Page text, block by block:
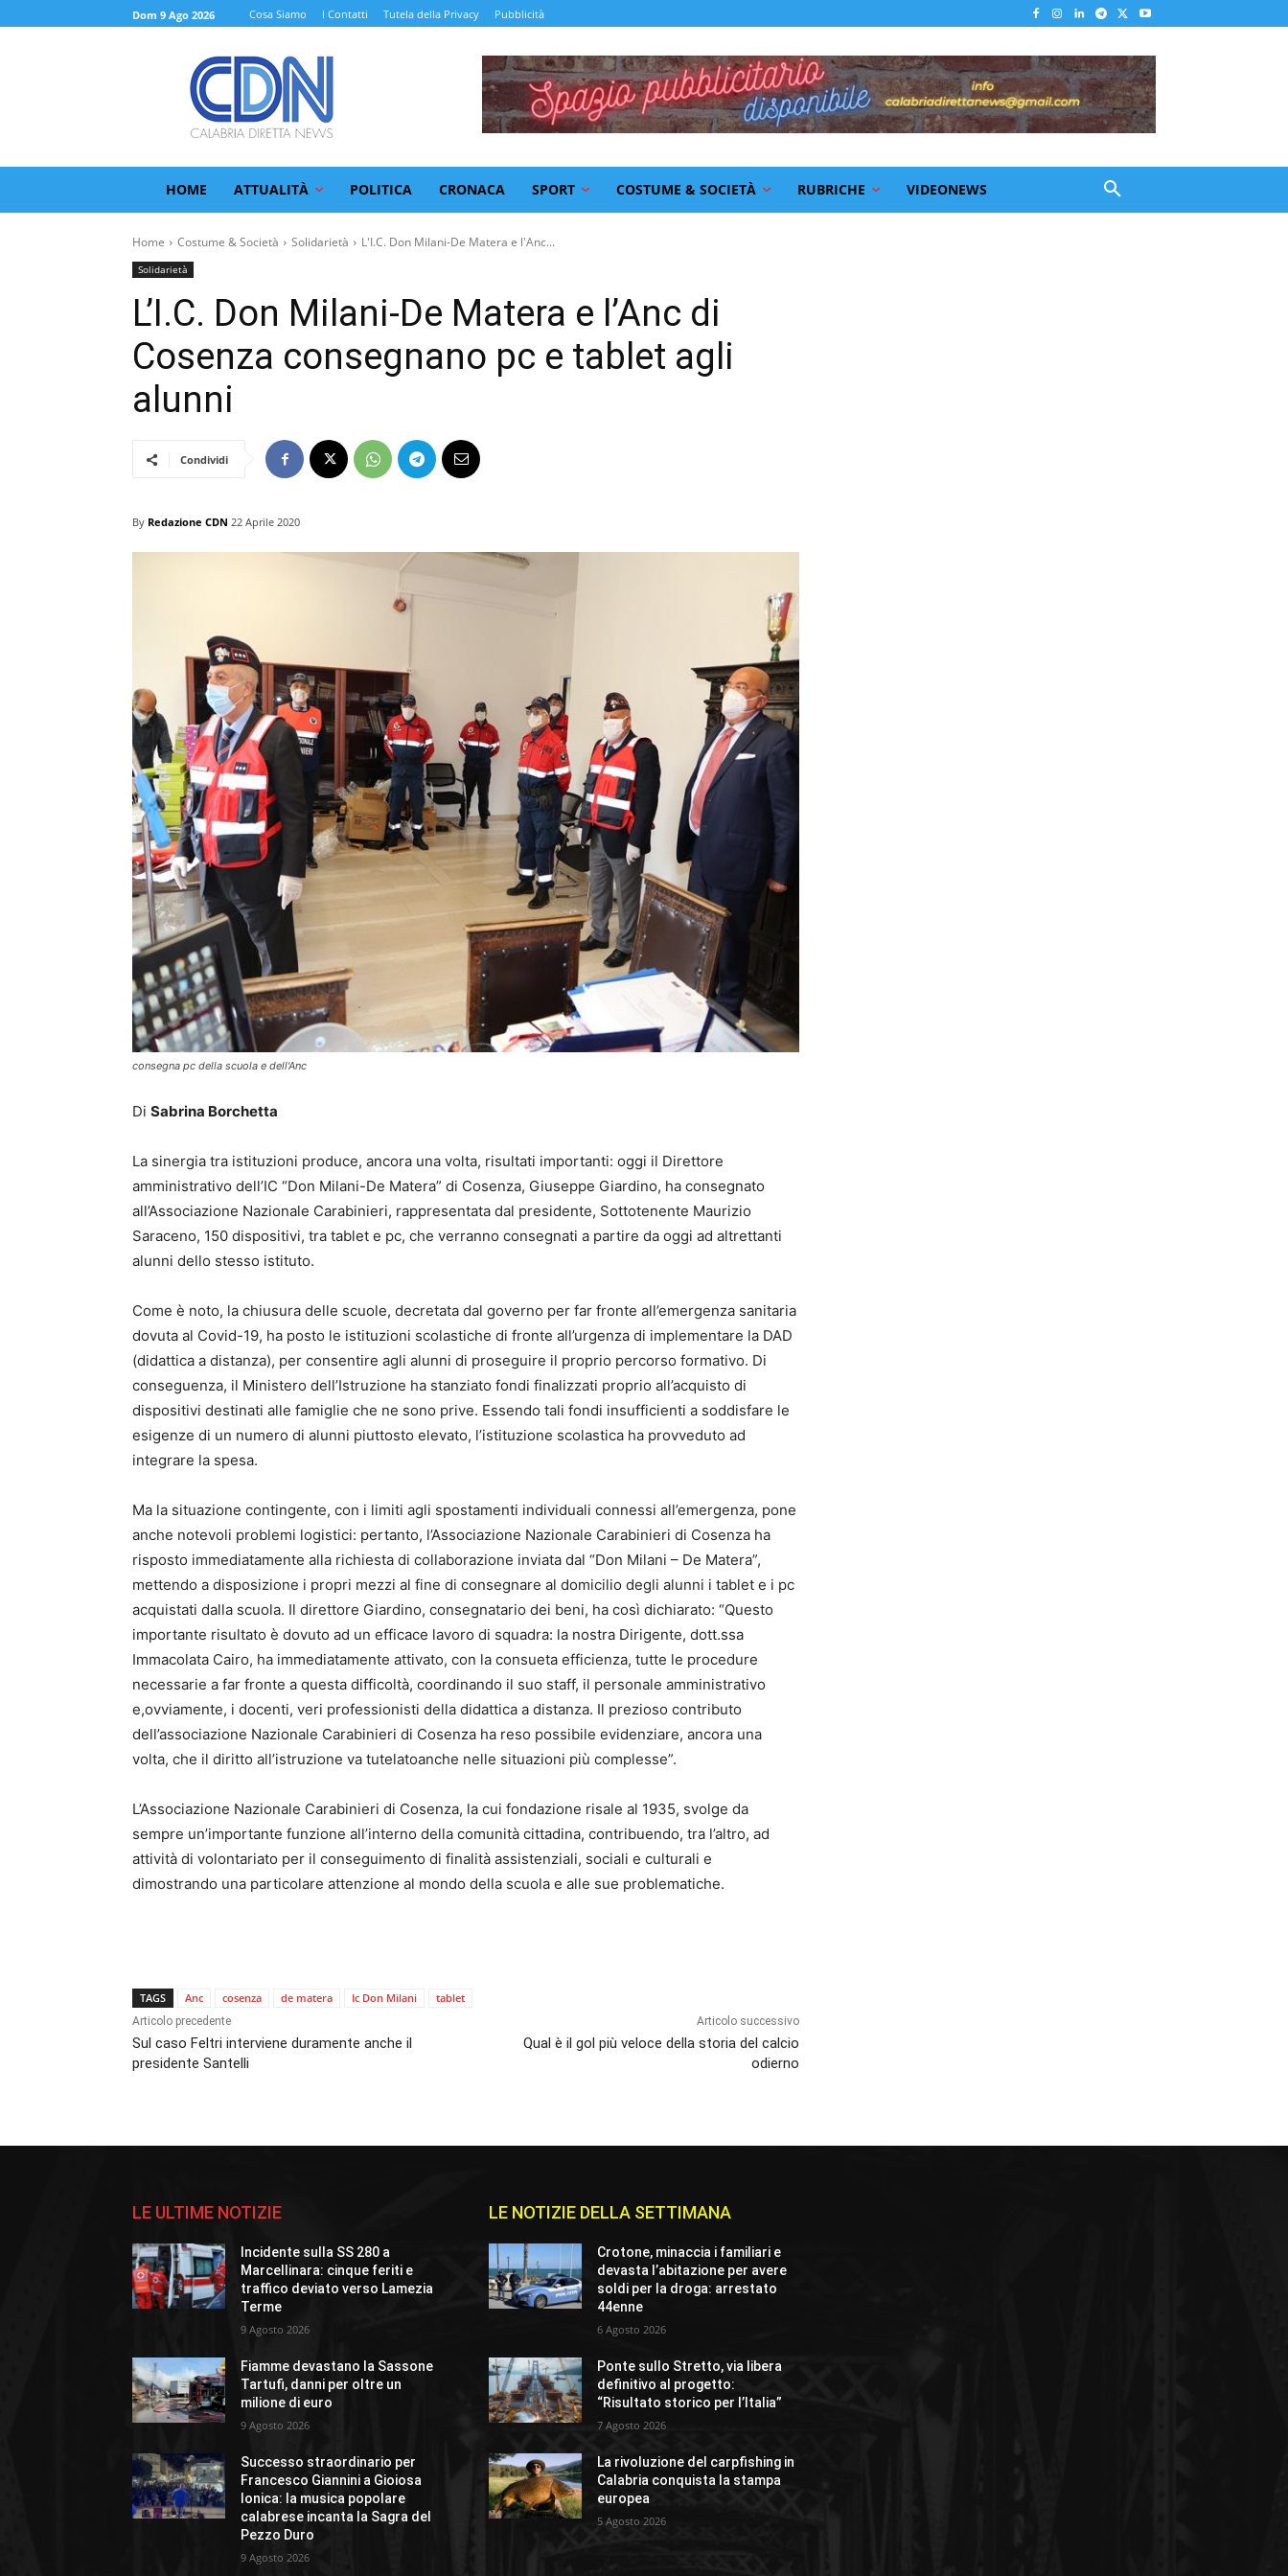
Dom 9 Ago 2026 Cosa Siamo I Contatti Tutela della Privacy Pubblicità
HOME ATTUALITÀ POLITICA CRONACA SPORT COSTUME & SOCIETÀ RUBRICHE VIDEONEWS
Home Costume & Società Solidarietà L'I.C. Don Milani-De Matera e l'Anc...
Solidarietà
L’I.C. Don Milani-De Matera e l’Anc di
Cosenza consegnano pc e tablet agli
alunni
Condividi
By Redazione CDN 22 Aprile 2020
consegna pc della scuola e dell'Anc
Di Sabrina Borchetta
La sinergia tra istituzioni produce, ancora una volta, risultati importanti: oggi il Direttore
amministrativo dell’IC “Don Milani-De Matera” di Cosenza, Giuseppe Giardino, ha consegnato
all’Associazione Nazionale Carabinieri, rappresentata dal presidente, Sottotenente Maurizio
Saraceno, 150 dispositivi, tra tablet e pc, che verranno consegnati a partire da oggi ad altrettanti
alunni dello stesso istituto.
Come è noto, la chiusura delle scuole, decretata dal governo per far fronte all’emergenza sanitaria
dovuta al Covid-19, ha posto le istituzioni scolastiche di fronte all’urgenza di implementare la DAD
(didattica a distanza), per consentire agli alunni di proseguire il proprio percorso formativo. Di
conseguenza, il Ministero dell’Istruzione ha stanziato fondi finalizzati proprio all’acquisto di
dispositivi destinati alle famiglie che ne sono prive. Essendo tali fondi insufficienti a soddisfare le
esigenze di un numero di alunni piuttosto elevato, l’istituzione scolastica ha provveduto ad
integrare la spesa.
Ma la situazione contingente, con i limiti agli spostamenti individuali connessi all’emergenza, pone
anche notevoli problemi logistici: pertanto, l’Associazione Nazionale Carabinieri di Cosenza ha
risposto immediatamente alla richiesta di collaborazione inviata dal “Don Milani – De Matera”,
mettendo a disposizione i propri mezzi al fine di consegnare al domicilio degli alunni i tablet e i pc
acquistati dalla scuola. Il direttore Giardino, consegnatario dei beni, ha così dichiarato: “Questo
importante risultato è dovuto ad un efficace lavoro di squadra: la nostra Dirigente, dott.ssa
Immacolata Cairo, ha immediatamente attivato, con la consueta efficienza, tutte le procedure
necessarie a far fronte a questa difficoltà, coordinando il suo staff, il personale amministrativo
e,ovviamente, i docenti, veri professionisti della didattica a distanza. Il prezioso contributo
dell’associazione Nazionale Carabinieri di Cosenza ha reso possibile evidenziare, ancora una
volta, che il diritto all’istruzione va tutelatoanche nelle situazioni più complesse”.
L’Associazione Nazionale Carabinieri di Cosenza, la cui fondazione risale al 1935, svolge da
sempre un’importante funzione all’interno della comunità cittadina, contribuendo, tra l’altro, ad
attività di volontariato per il conseguimento di finalità assistenziali, sociali e culturali e
dimostrando una particolare attenzione al mondo della scuola e alle sue problematiche.
TAGS Anc cosenza de matera Ic Don Milani tablet
Articolo precedente
Sul caso Feltri interviene duramente anche il
presidente Santelli
Articolo successivo
Qual è il gol più veloce della storia del calcio
odierno
LE ULTIME NOTIZIE
Incidente sulla SS 280 a
Marcellinara: cinque feriti e
traffico deviato verso Lamezia
Terme
9 Agosto 2026
Fiamme devastano la Sassone
Tartufi, danni per oltre un
milione di euro
9 Agosto 2026
Successo straordinario per
Francesco Giannini a Gioiosa
Ionica: la musica popolare
calabrese incanta la Sagra del
Pezzo Duro
9 Agosto 2026
LE NOTIZIE DELLA SETTIMANA
Crotone, minaccia i familiari e
devasta l’abitazione per avere
soldi per la droga: arrestato
44enne
6 Agosto 2026
Ponte sullo Stretto, via libera
definitivo al progetto:
“Risultato storico per l’Italia”
7 Agosto 2026
La rivoluzione del carpfishing in
Calabria conquista la stampa
europea
5 Agosto 2026